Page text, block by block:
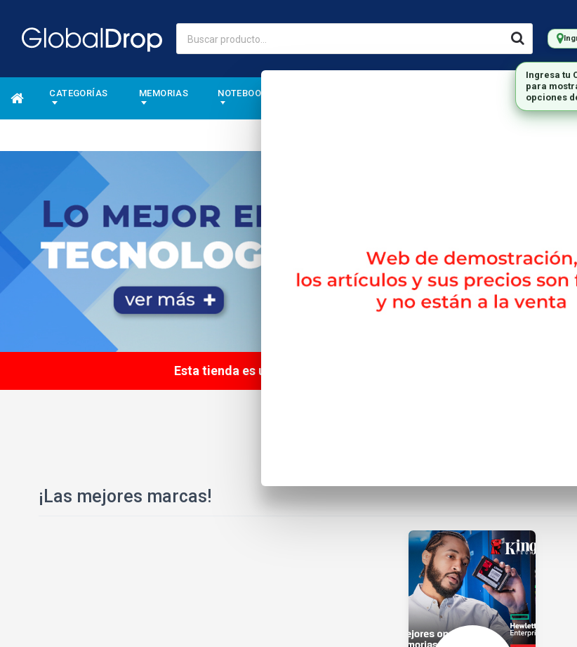
CATEGORÍAS MEMORIAS NOTEBOOKS MONITORES
Esta tienda es una tienda DEMO, por lo tanto los productos y su
¡Las mejores marcas!